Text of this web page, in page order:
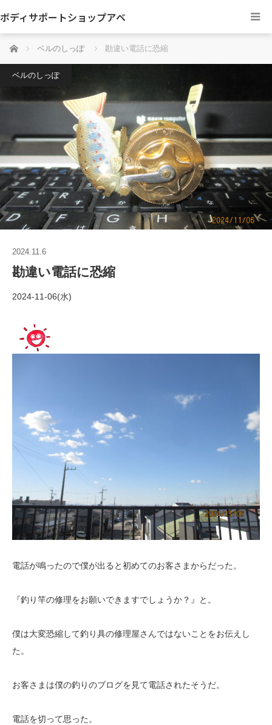
ボディサポートショップアベ
ホーム ベルのしっぽ 勘違い電話に恐縮
ベルのしっぽ
2024.11.6
勘違い電話に恐縮
2024-11-06(水)
電話が鳴ったので僕が出ると初めてのお客さまからだった。
『釣り竿の修理をお願いできますでしょうか？』と。
僕は大変恐縮して釣り具の修理屋さんではないことをお伝えし
た。
お客さまは僕の釣りのブログを見て電話されたそうだ。
電話を切って思った。